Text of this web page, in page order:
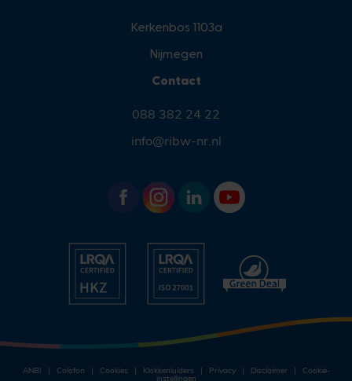
Kerkenbos 1103a
Nijmegen
Contact
088 382 24 22
info@ribw-nr.nl
ANBI Colofon Cookies Klokkenluiders Privacy Disclaimer Cookie-
instellingen